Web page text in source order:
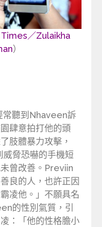
／Zulaikha
）
常聽到Nhaveen訴
肆意拍打他的頭
肢體暴力攻擊，
脅恐嚇的手機短
曾改善。Previin
良的人，也許正因
凌他。」不願具名
的性別氣質，引
：「他的性格膽小